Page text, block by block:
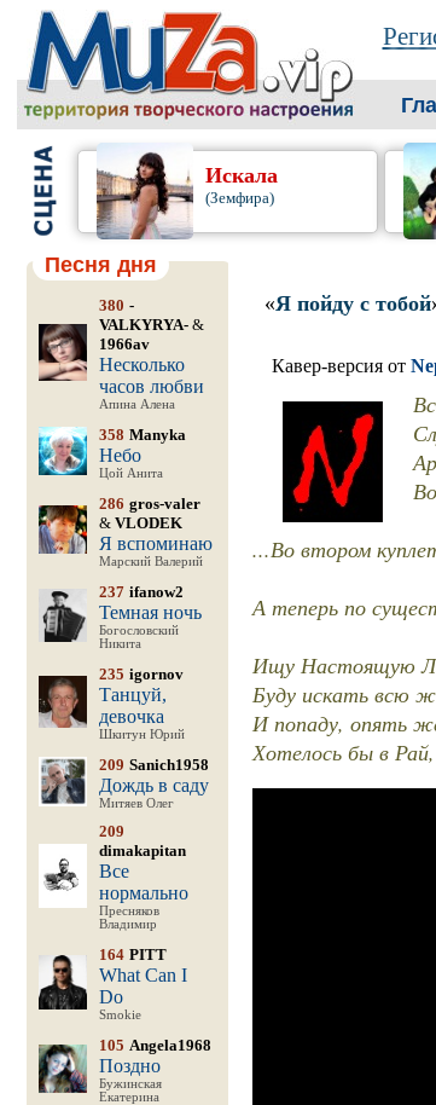
Искала
(Земфира)
Песня дня
380 -
VALKYRYA-&
1966av
Несколько
часов любви
Апина Алена
358 Manyka
Небо
Цой Анита
286 gros-valer
& VLODEK
Я вспоминаю
Марский Валерий
237 ifanow2
Темная ночь
Богословский
Никита
235 igornov
Танцуй,
девочка
Шкитун Юрий
209 Sanich1958
Дождь в саду
Митяев Олег
209
dimakapitan
Все
нормально
Пресняков
Владимир
164 PITT
What Can I
Do
Smokie
105 Angela1968
Поздно
Бужинская
Екатерина
«Я пойду с тобой
Кавер-версия от
...Во втором
А теперь по
Ищу Настоящую
Буду искать всю
И попаду, опять
Хотелось бы в